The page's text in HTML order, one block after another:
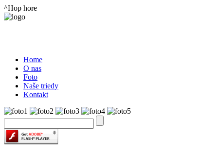
^Hop hore
Home
O nas
Foto
Naše triedy
Kontakt